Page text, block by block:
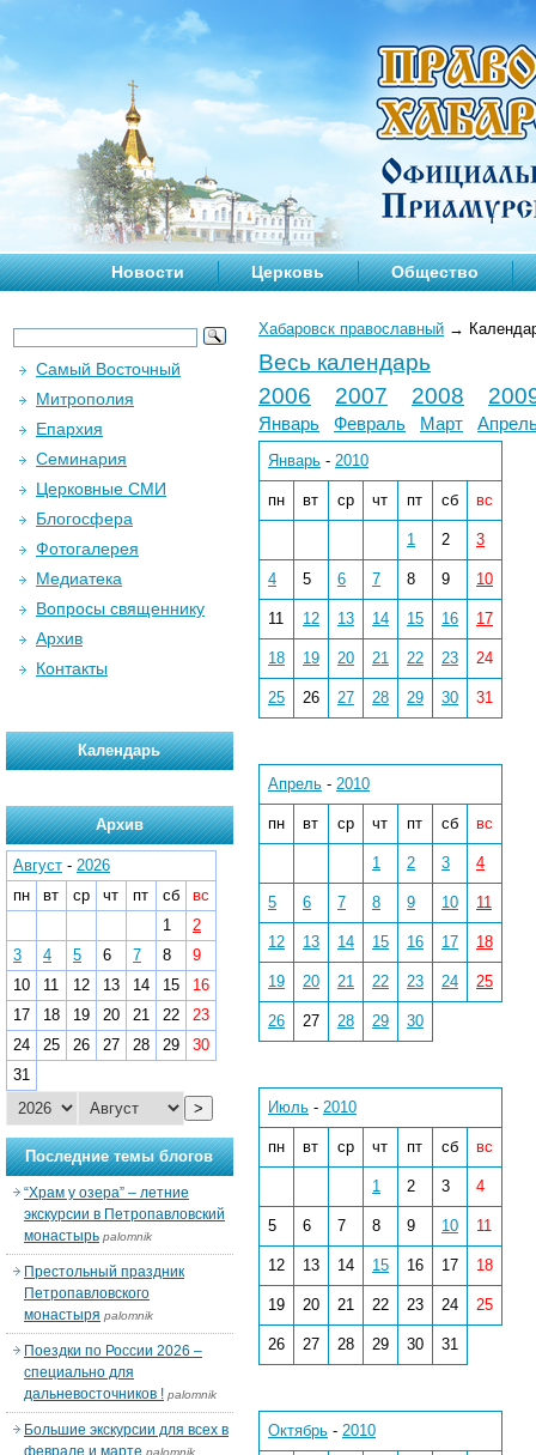
Новости Церковь Общество
Хабаровск православный →
Весь календарь
2006
2007 2008
Январь Февраль Март
Январь - 2010
пн вт ср чт пт сб вс
1 2 3
4 5 6 7 8 9 10
11 12 13 14 15 16 17
18 19 20 21 22 23 24
25 26 27 28 29 30 31
Апрель - 2010
пн вт ср чт пт сб вс
1 2 3 4
5 6 7 8 9 10 11
12 13 14 15 16 17 18
19 20 21 22 23 24 25
26 27 28 29 30
Июль - 2010
пн вт ср чт пт сб вс
1 2 3 4
5 6 7 8 9 10 11
12 13 14 15 16 17 18
19 20 21 22 23 24 25
26 27 28 29 30 31
Октябрь - 2010
Самый Восточный
Митрополия
Епархия
Семинария
Церковные СМИ
Блогосфера
Фотогалерея
Медиатека
Вопросы священнику
Архив
Контакты
Календарь
Архив
Август - 2026
пн
вт ср чт пт сб
вс
1
2
3
4 5 6 7 8
9
10
11 12 13 14 15
16
17
18 19 20 21 22
23
24
25 26 27 28 29
30
31
>
Последние темы блогов
“Храм у озера” – летние
экскурсии в Петропавловский
монастырь palomnik
Престольный праздник
Петропавловского
монастыря palomnik
Поездки по России 2026 –
специально для
дальневосточников ! palomnik
Большие экскурсии для всех в
феврале и марте palomnik